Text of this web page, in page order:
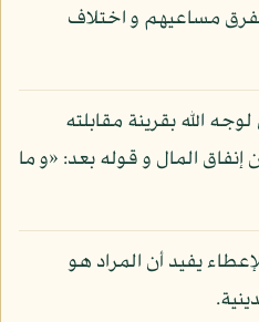
مساعيهم و اختلاف
الله بقرينة مقابلته
المال و قوله بعد: «و ما
يفيد أن المراد هو